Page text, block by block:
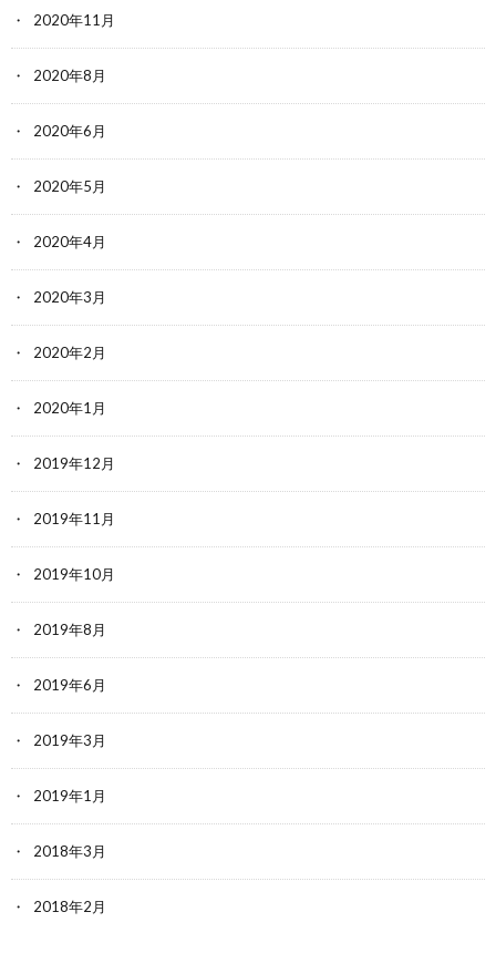
2020年11月
2020年8月
2020年6月
2020年5月
2020年4月
2020年3月
2020年2月
2020年1月
2019年12月
2019年11月
2019年10月
2019年8月
2019年6月
2019年3月
2019年1月
2018年3月
2018年2月